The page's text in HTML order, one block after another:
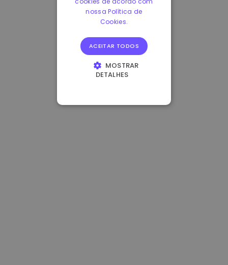
nossa Política de
Cookies.
ACEITAR TODOS
MOSTRAR
DETALHES